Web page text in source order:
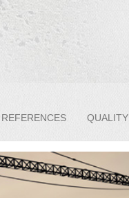
REFERENCES QUALITY